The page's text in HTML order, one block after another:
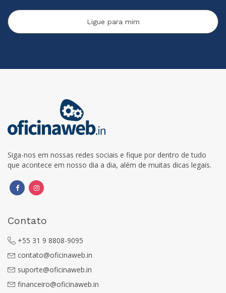
Ligue para mim
Siga-nos em nossas redes sociais e fique por dentro de tudo
que acontece em nosso dia a dia, além de muitas dicas legais.
Contato
+55 31 9 8808-9095
contato@oficinaweb.in
suporte@oficinaweb.in
financeiro@oficinaweb.in